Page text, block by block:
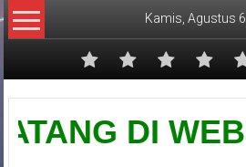
Lompat
ke
Kamis, Agustus
Pusat
GroundingDI